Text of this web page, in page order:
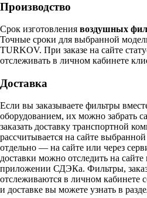
Производство
Срок изготовления воздушных
Точные сроки для выбранной
TURKOV. При заказе на сайте
отслеживать в личном кабинете
Доставка
Если вы заказываете фильтры
оборудованием, их можно забрать
заказать доставку транспортной
рассчитывается на сайте
отдельно — на сайте или через
доставки можно отследить на
приложении СДЭКа. Фильтры,
отслеживаются в личном кабинете
и доставке вы можете узнать в